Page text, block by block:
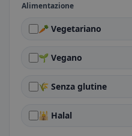
Alimentazione
🥕 Vegetariano
🌱 Vegano
🌾 Senza glutine
🕌 Halal